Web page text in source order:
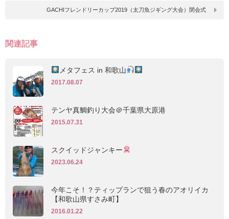
GACHIフレンドリーカップ2019（太刀魚ジギング大会）閉会式
関連記事
メタフェス in 和歌山
2017.08.07
テンヤ真鯛釣り大会＠千葉県大原港
2015.07.31
スクイッドジャンキー
2023.06.24
今年こそ！？ティップランで狙う春のアオリイカ
【和歌山県すさみ町】
2016.01.22